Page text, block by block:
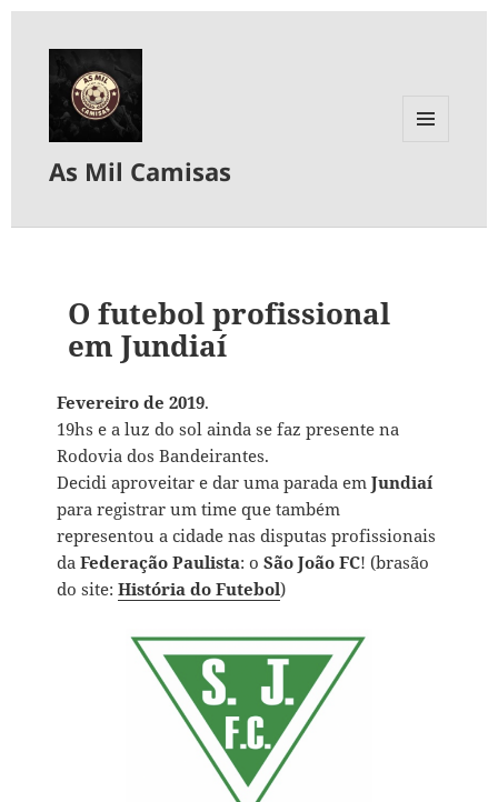
As Mil Camisas
O futebol profissional
em Jundiaí
Fevereiro de 2019.
19hs e a luz do sol ainda se faz presente na
Rodovia dos Bandeirantes.
Decidi aproveitar e dar uma parada emJundiaí
para registrar um time que também
representou a cidade nas disputas profissionais
daFederação Paulista: oSão João FC! (brasão
do site:História do Futebol)